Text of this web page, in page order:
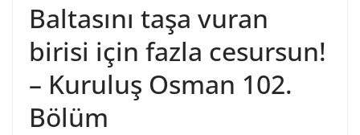
Baltasını taşa vuran
birisi için fazla cesursun!
– Kuruluş Osman 102.
Bölüm